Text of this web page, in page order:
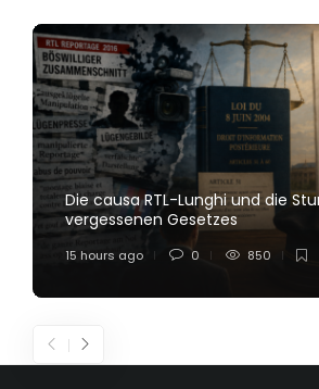
Die causa RTL-Lunghi und die
vergessenen Gesetzes
15 hours ago 0 850